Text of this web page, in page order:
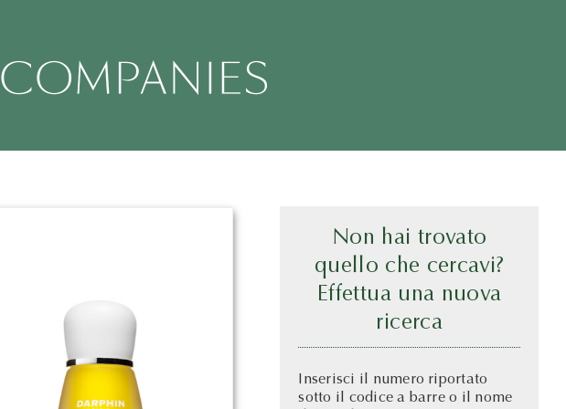
Non hai trovato
quello che cercavi?
Effettua una nuova
ricerca
Inserisci il numero riportato
sotto il codice a barre o il nome